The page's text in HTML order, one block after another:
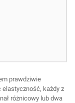
prawdziwie
elastyczność, każdy z
różnicowy lub dwa